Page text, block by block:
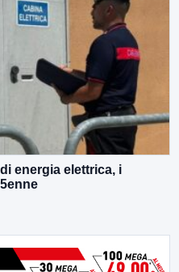
energia elettrica, i